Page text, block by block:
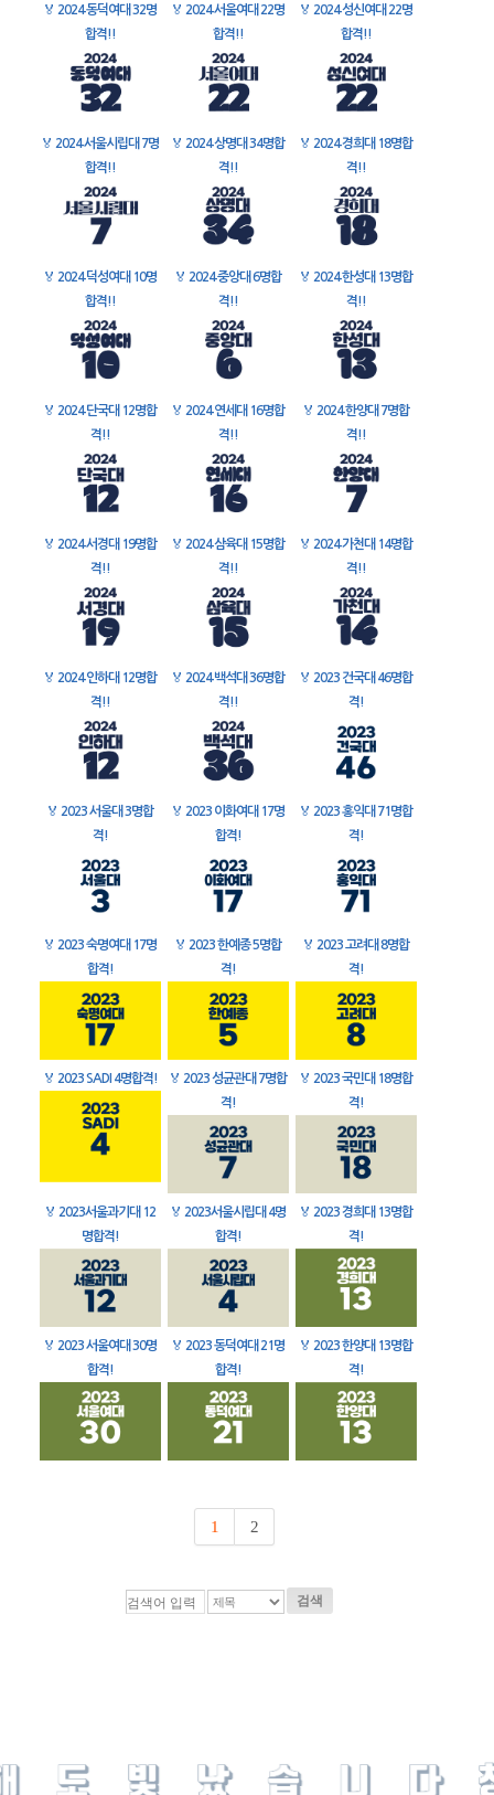
🏅 2024 동덕여대 32명
합격!!
🏅 2024 서울여대 22명
합격!!
🏅 2024 성신여대 22명
합격!!
🏅 2024 서울시립대 7명
합격!!
🏅 2024 상명대 34명합
격!!
🏅 2024 경희대 18명합
격!!
🏅 2024 덕성여대 10명
합격!!
🏅 2024 중앙대 6명합
격!!
🏅 2024 한성대 13명합
격!!
🏅 2024 단국대 12명합
격!!
🏅 2024 연세대 16명합
격!!
🏅 2024 한양대 7명합
격!!
🏅 2024 서경대 19명합
격!!
🏅 2024 삼육대 15명합
격!!
🏅 2024 가천대 14명합
격!!
🏅 2024 인하대 12명합
격!!
🏅 2024 백석대 36명합
격!!
🏅 2023 건국대 46명합
격!
🏅 2023 서울대 3명합
격!
🏅 2023 이화여대 17명
합격!
🏅 2023 홍익대 71명합
격!
🏅 2023 숙명여대 17명
합격!
🏅 2023 한예종 5명합
격!
🏅 2023 고려대 8명합
격!
🏅 2023 SADI 4명합격! 🏅 2023 성균관대 7명합
격!
🏅 2023 국민대 18명합
격!
🏅 2023서울과기대 12
명합격!
🏅 2023서울시립대 4명
합격!
🏅 2023 경희대 13명합
격!
🏅 2023 서울여대 30명
합격!
🏅 2023 동덕여대 21명
합격!
🏅 2023 한양대 13명합
격!
1 2
검색